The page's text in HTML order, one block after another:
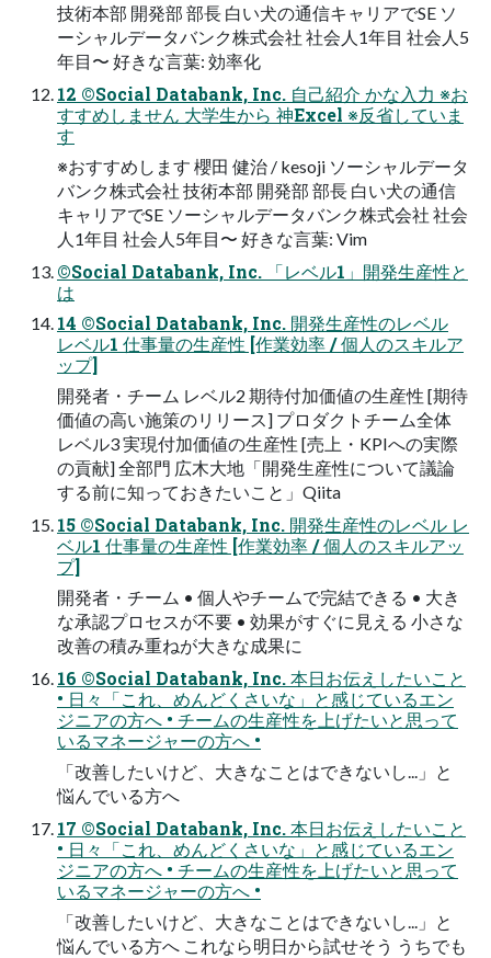
技術本部 開発部 部長 白い犬の通信キャリアでSE ソ
ーシャルデータバンク株式会社 社会人1年目 社会人5
年目〜 好きな言葉: 効率化
12 ©Social Databank, Inc. 自己紹介 かな入力 ※お
すすめしません 大学生から 神Excel ※反省していま
す
※おすすめします 櫻田 健治 / kesoji ソーシャルデータ
バンク株式会社 技術本部 開発部 部長 白い犬の通信
キャリアでSE ソーシャルデータバンク株式会社 社会
人1年目 社会人5年目〜 好きな言葉: Vim
©Social Databank, Inc. 「レベル1」開発生産性と
は
14 ©Social Databank, Inc. 開発生産性のレベル
レベル1 仕事量の生産性 [作業効率 / 個人のスキルア
ップ]
開発者・チーム レベル2 期待付加価値の生産性 [期待
価値の高い施策のリリース] プロダクトチーム全体
レベル3 実現付加価値の生産性 [売上・KPIへの実際
の貢献] 全部門 広木大地「開発生産性について議論
する前に知っておきたいこと」Qiita
15 ©Social Databank, Inc. 開発生産性のレベル レ
ベル1 仕事量の生産性 [作業効率 / 個人のスキルアッ
プ]
開発者・チーム • 個人やチームで完結できる • 大き
な承認プロセスが不要 • 効果がすぐに見える 小さな
改善の積み重ねが大きな成果に
16 ©Social Databank, Inc. 本日お伝えしたいこと
• 日々「これ、めんどくさいな」と感じているエン
ジニアの方へ • チームの生産性を上げたいと思って
いるマネージャーの方へ •
「改善したいけど、大きなことはできないし...」と
悩んでいる方へ
17 ©Social Databank, Inc. 本日お伝えしたいこと
• 日々「これ、めんどくさいな」と感じているエン
ジニアの方へ • チームの生産性を上げたいと思って
いるマネージャーの方へ •
「改善したいけど、大きなことはできないし...」と
悩んでいる方へ これなら明日から試せそう うちでも